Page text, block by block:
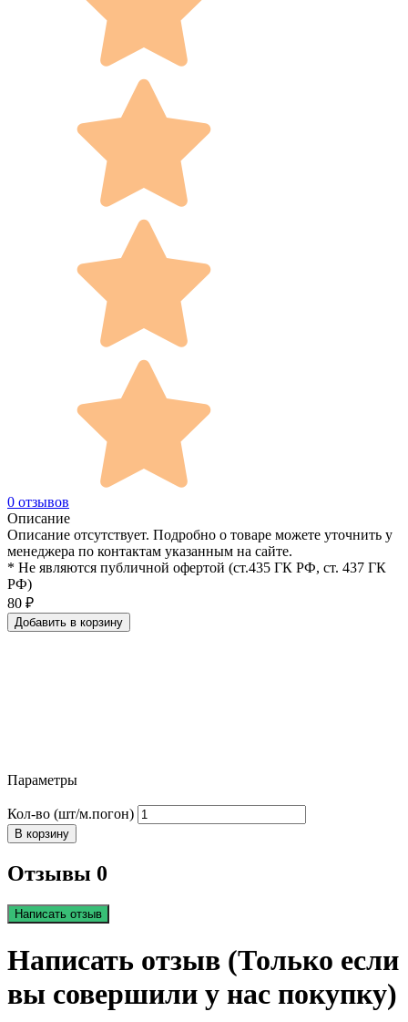
0 отзывов
Описание
Описание отсутствует. Подробно о товаре можете уточнить у
менеджера по контактам указанным на сайте.
* Не являются публичной офертой (ст.435 ГК РФ, cт. 437 ГК
РФ)
80 ₽
Добавить в корзину
Параметры
Кол-во (шт/м.погон)
В корзину
Отзывы 0
Написать отзыв
Написать отзыв (Только если
вы совершили у нас покупку)